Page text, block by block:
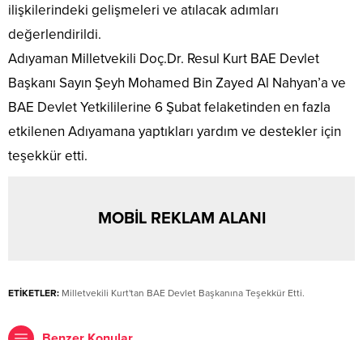
ilişkilerindeki gelişmeleri ve atılacak adımları
değerlendirildi.
Adıyaman Milletvekili Doç.Dr. Resul Kurt BAE Devlet
Başkanı Sayın Şeyh Mohamed Bin Zayed Al Nahyan’a ve
BAE Devlet Yetkililerine 6 Şubat felaketinden en fazla
etkilenen Adıyamana yaptıkları yardım ve destekler için
teşekkür etti.
MOBİL REKLAM ALANI
ETİKETLER: Milletvekili Kurt'tan BAE Devlet Başkanına Teşekkür Etti.